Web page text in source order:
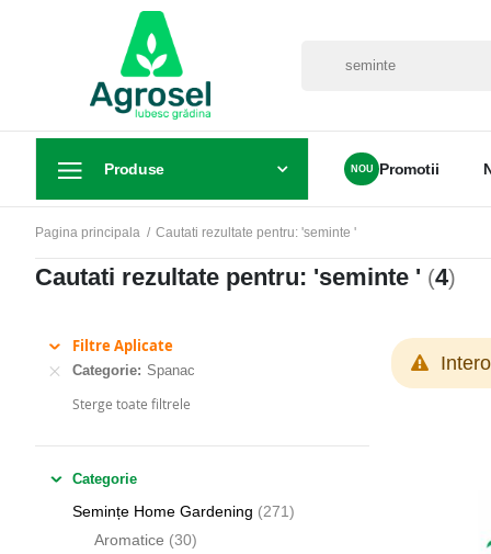
Produse Promotii
Pagina principala Cautati rezultate pentru: 'seminte '
Cautati rezultate pentru: 'seminte ' (4)
Filtre Aplicate
Categorie Spanac
Sterge toate filtrele
Categorie
Semințe Home Gardening 271
articole
Aromatice
30
articole